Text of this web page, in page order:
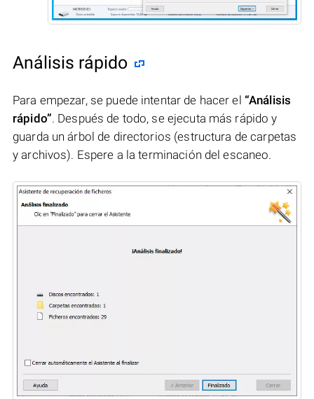
Análisis rápido
Para empezar, se puede intentar de hacer el “Análisis
rápido”. Después de todo, se ejecuta más rápido y
guarda un árbol de directorios (estructura de carpetas
y archivos). Espere a la terminación del escaneo.